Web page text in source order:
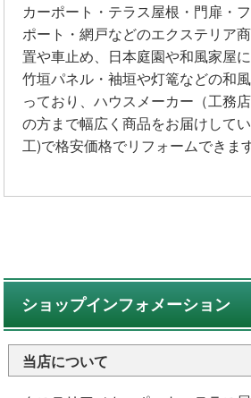
カーポート・テラス屋根・門扉・
ポート・網戸などのエクステリア
置や車止め、日本庭園や和風家屋
竹垣パネル・袖垣や灯篭などの和
っており、ハウスメーカー（工務
の方まで幅広く商品をお届けして
工)で格安価格でリフォームできます
ショップインフォメーション
当店について